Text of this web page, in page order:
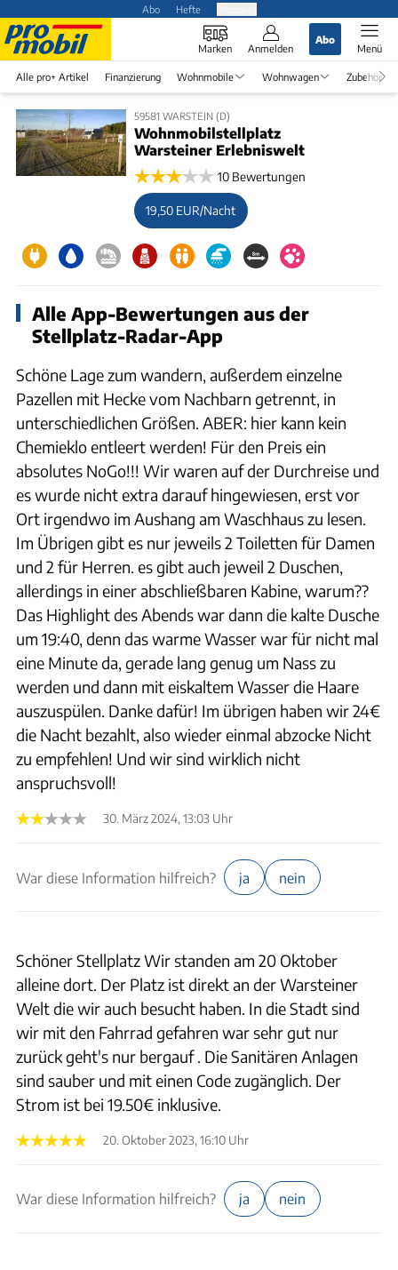
Abo Hefte
Marken Anmelden
Abo
Menü
Alle pro+ Artikel Finanzierung Wohnmobile Wohnwagen Zubehör
59581 WARSTEIN (D)
Wohnmobilstellplatz
Warsteiner Erlebniswelt
10 Bewertungen
19,50 EUR/Nacht
Alle App-Bewertungen aus der
Stellplatz-Radar-App
Schöne Lage zum wandern, außerdem einzelne
Pazellen mit Hecke vom Nachbarn getrennt, in
unterschiedlichen Größen. ABER: hier kann kein
Chemieklo entleert werden! Für den Preis ein
absolutes NoGo!!! Wir waren auf der Durchreise und
es wurde nicht extra darauf hingewiesen, erst vor
Ort irgendwo im Aushang am Waschhaus zu lesen.
Im Übrigen gibt es nur jeweils 2 Toiletten für Damen
und 2 für Herren. es gibt auch jeweil 2 Duschen,
allerdings in einer abschließbaren Kabine, warum??
Das Highlight des Abends war dann die kalte Dusche
um 19:40, denn das warme Wasser war für nicht mal
eine Minute da, gerade lang genug um Nass zu
werden und dann mit eiskaltem Wasser die Haare
auszuspülen. Danke dafür! Im übrigen haben wir 24€
die Nacht bezahlt, also wieder einmal abzocke Nicht
zu empfehlen! Und wir sind wirklich nicht
anspruchsvoll!
30. März 2024, 13:03 Uhr
War diese Information hilfreich? ja nein
Schöner Stellplatz Wir standen am 20 Oktober
alleine dort. Der Platz ist direkt an der Warsteiner
Welt die wir auch besucht haben. In die Stadt sind
wir mit den Fahrrad gefahren war sehr gut nur
zurück geht's nur bergauf . Die Sanitären Anlagen
sind sauber und mit einen Code zugänglich. Der
Strom ist bei 19.50€ inklusive.
20. Oktober 2023, 16:10 Uhr
War diese Information hilfreich? ja nein